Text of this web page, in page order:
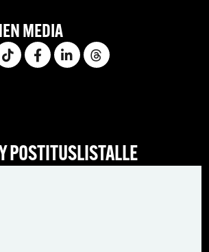
MEDIA
POSTITUSLISTALLE